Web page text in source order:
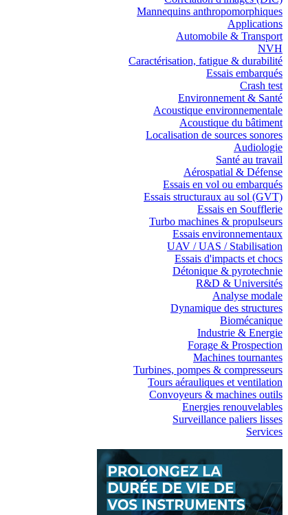
Mannequins anthropomorphiques
Applications
Automobile & Transport
NVH
Caractérisation, fatigue & durabilité
Essais embarqués
Crash test
Environnement & Santé
Acoustique environnementale
Acoustique du bâtiment
Localisation de sources sonores
Audiologie
Santé au travail
Aérospatial & Défense
Essais en vol ou embarqués
Essais structuraux au sol (GVT)
Essais en Soufflerie
Turbo machines & propulseurs
Essais environnementaux
UAV / UAS / Stabilisation
Essais d'impacts et chocs
Détonique & pyrotechnie
R&D & Universités
Analyse modale
Dynamique des structures
Biomécanique
Industrie & Energie
Forage & Prospection
Machines tournantes
Turbines, pompes & compresseurs
Tours aérauliques et ventilation
Convoyeurs & machines outils
Energies renouvelables
Surveillance paliers lisses
Services